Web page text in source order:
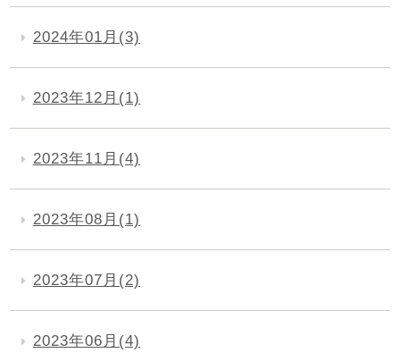
2024年01月(3)
2023年12月(1)
2023年11月(4)
2023年08月(1)
2023年07月(2)
2023年06月(4)